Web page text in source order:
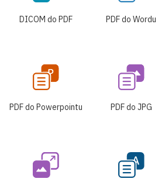
DICOM do PDF PDF do Wordu
PDF do Powerpointu PDF do JPG